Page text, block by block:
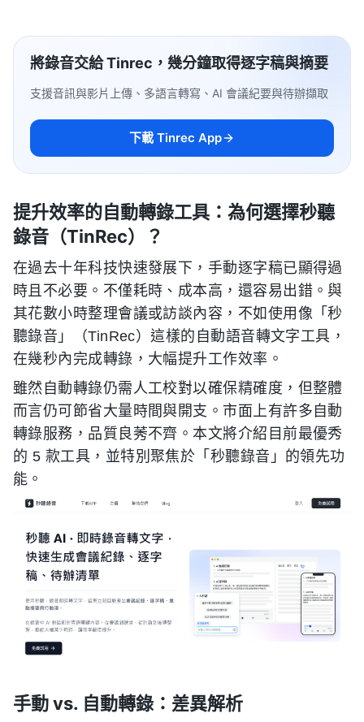
將錄音交給 Tinrec，幾分鐘取得逐字稿與摘要
支援音訊與影片上傳、多語言轉寫、AI 會議紀要與待辦擷取
下載 Tinrec App
提升效率的自動轉錄工具：為何選擇秒聽
錄音（TinRec）？
在過去十年科技快速發展下，手動逐字稿已顯得過
時且不必要。不僅耗時、成本高，還容易出錯。與
其花數小時整理會議或訪談內容，不如使用像「秒
聽錄音」（TinRec）這樣的自動語音轉文字工具，
在幾秒內完成轉錄，大幅提升工作效率。
雖然自動轉錄仍需人工校對以確保精確度，但整體
而言仍可節省大量時間與開支。市面上有許多自動
轉錄服務，品質良莠不齊。本文將介紹目前最優秀
的 5 款工具，並特別聚焦於「秒聽錄音」的領先功
能。
手動 vs. 自動轉錄：差異解析